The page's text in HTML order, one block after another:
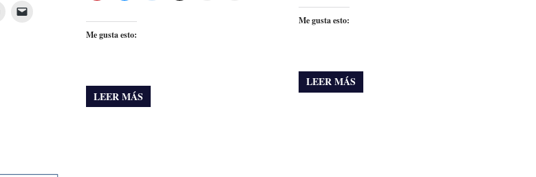
Me gusta esto:
LEER MÁS
Me gusta esto:
LEER MÁS